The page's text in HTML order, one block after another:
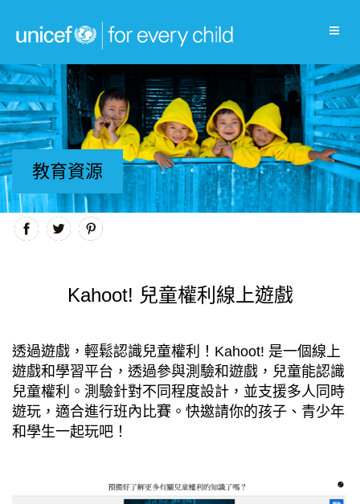
教育資源
Kahoot! 兒童權利線上遊戲
透過遊戲，輕鬆認識兒童權利！Kahoot! 是一個線上
遊戲和學習平台，透過參與測驗和遊戲，兒童能認識
兒童權利。測驗針對不同程度設計，並支援多人同時
遊玩，適合進行班內比賽。快邀請你的孩子、青少年
和學生一起玩吧！